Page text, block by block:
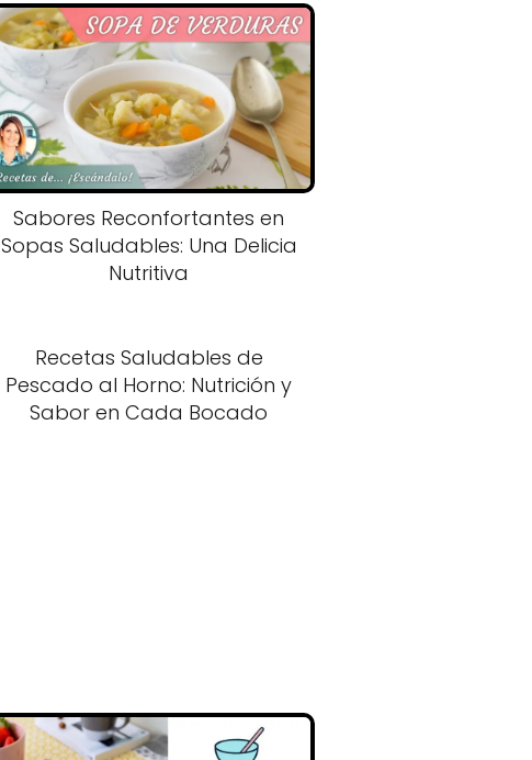
Sabores Reconfortantes en
Sopas Saludables: Una Delicia
Nutritiva
Recetas Saludables de
Pescado al Horno: Nutrición y
Sabor en Cada Bocado